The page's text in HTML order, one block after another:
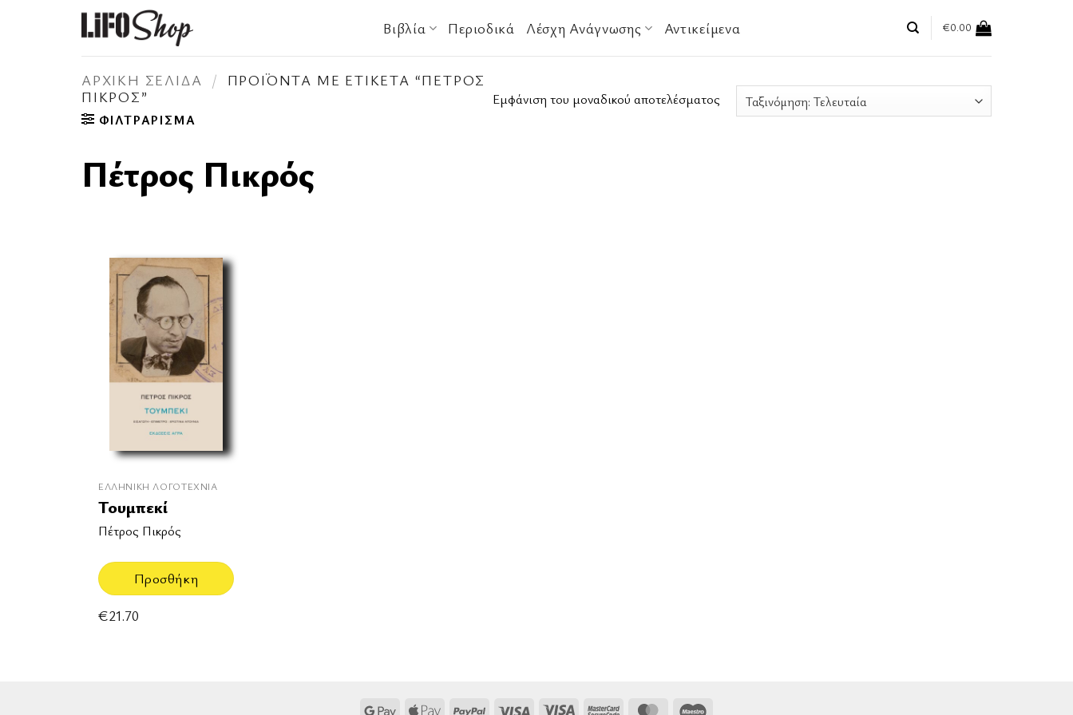
Βιβλία Περιοδικά Λέσχη Ανάγνωσης Αντικείμενα €0.00
ΑΡΧΙΚΉ ΣΕΛΊΔΑ /
ΠΡΟΪΌΝΤΑ ΜΕ ΕΤΙΚΈΤΑ “ΠΈΤΡΟΣ
ΠΙΚΡΌΣ”
ΦΙΛΤΡΆΡΙΣΜΑ
Εμφάνιση του μοναδικού αποτελέσματος
Πέτρος Πικρός
ΕΛΛΗΝΙΚΉ ΛΟΓΟΤΕΧΝΊΑ
Τουμπεκί
Πέτρος Πικρός
Προσθήκη
€21.70
Google Apple PayPal Visa Visa MasterCardMasterCard